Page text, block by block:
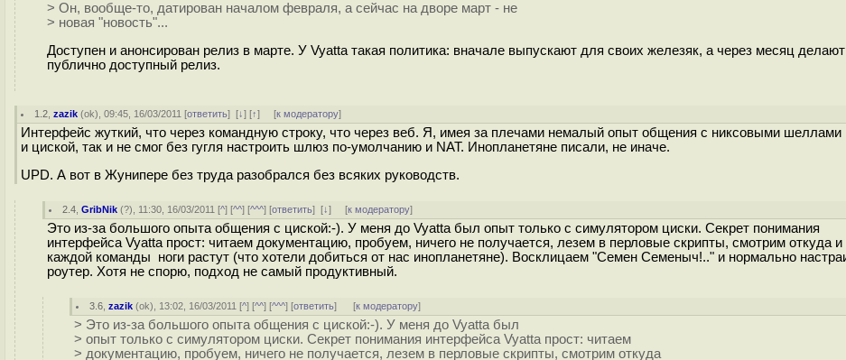
> Он, вообще-то, датирован началом февраля, а сейчас на дворе март - не
> новая "новость"...
Доступен и анонсирован релиз в марте. У Vyatta такая политика: вначале выпускают для своих железяк, а через месяц делают
публично доступный релиз.
1.2 ,zazik (ok), 09:45, 16/03/2011 [ответить][↓] [↑] [к модератору]
Интерфейс жуткий, что через командную строку, что через веб. Я, имея за плечами немалый опыт общения с никсовыми шеллами
и циской, так и не смог без гугля настроить шлюз по-умолчанию и NAT. Инопланетяне писали, не иначе.
UPD. А вот в Жунипере без труда разобрался без всяких руководств.
2.4 ,GribNik (?), 11:30, 16/03/2011 [^] [^^] [^^^] [ответить][↓] [к модератору]
Это из-за большого опыта общения с циской:-). У меня до Vyatta был опыт только с симулятором циски. Секрет понимания
интерфейса Vyatta прост: читаем документацию, пробуем, ничего не получается, лезем в перловые скрипты, смотрим откуда и
каждой команды ноги растут (что хотели добиться от нас инопланетяне). Восклицаем "Семен Семеныч!.." и нормально
роутер. Хотя не спорю, подход не самый продуктивный.
3.6 ,zazik (ok), 13:02, 16/03/2011 [^] [^^] [^^^] [ответить] [к модератору]
> Это из-за большого опыта общения с циской:-). У меня до Vyatta был
> опыт только с симулятором циски. Секрет понимания интерфейса Vyatta прост: читаем
> документацию, пробуем, ничего не получается, лезем в перловые скрипты, смотрим откуда